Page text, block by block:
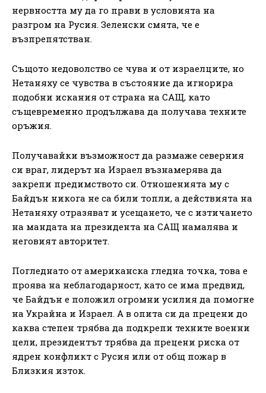
нервността му да го прави в условията на
разгром на Русия. Зеленски смята, че е
възпрепятстван.
Същото недоволство се чува и от израелците, но
Нетаняху се чувства в състояние да игнорира
подобни искания от страна на САЩ, като
същевременно продължава да получава техните
оръжия.
Получавайки възможност да размаже северния
си враг, лидерът на Израел възнамерява да
закрепи предимството си. Отношенията му с
Байдън никога не са били топли, а действията на
Нетаняху отразяват и усещането, че с изтичането
на мандата на президента на САЩ намалява и
неговият авторитет.
Погледнато от американска гледна точка, това е
проява на неблагодарност, като се има предвид,
че Байдън е положил огромни усилия да помогне
на Украйна и Израел. А в опита си да прецени до
каква степен трябва да подкрепи техните военни
цели, президентът трябва да прецени риска от
ядрен конфликт с Русия или от общ пожар в
Близкия изток.